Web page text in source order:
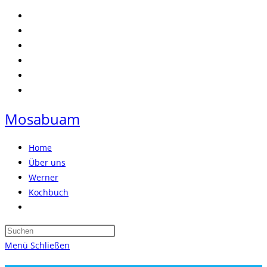
Zum
Inhalt
springen
Mosabuam
Home
Über uns
Werner
Kochbuch
umschalten
Press
Menü Schließen